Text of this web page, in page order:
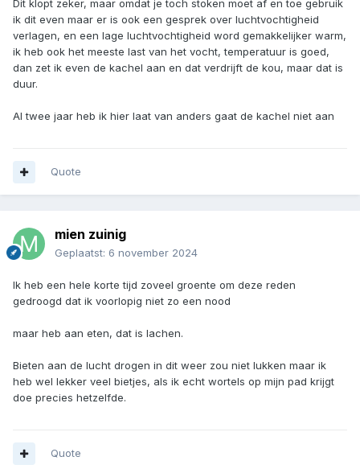
Dit klopt zeker, maar omdat je toch stoken moet af en toe gebruik
ik dit even maar er is ook een gesprek over luchtvochtigheid
verlagen, en een lage luchtvochtigheid word gemakkelijker warm,
ik heb ook het meeste last van het vocht, temperatuur is goed,
dan zet ik even de kachel aan en dat verdrijft de kou, maar dat is
duur.
Al twee jaar heb ik hier laat van anders gaat de kachel niet aan
Quote
mien zuinig
Geplaatst: 6 november 2024
Ik heb een hele korte tijd zoveel groente om deze reden
gedroogd dat ik voorlopig niet zo een nood
maar heb aan eten, dat is lachen.
Bieten aan de lucht drogen in dit weer zou niet lukken maar ik
heb wel lekker veel bietjes, als ik echt wortels op mijn pad krijgt
doe precies hetzelfde.
Quote